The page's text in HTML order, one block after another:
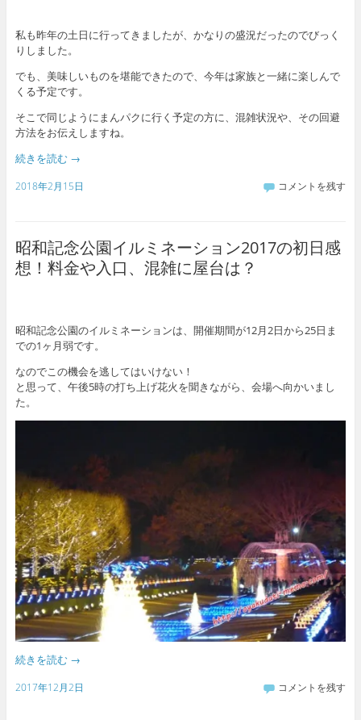
私も昨年の土日に行ってきましたが、かなりの盛況だったのでびっく
りしました。
でも、美味しいものを堪能できたので、今年は家族と一緒に楽しんで
くる予定です。
そこで同じようにまんパクに行く予定の方に、混雑状況や、その回避
方法をお伝えしますね。
続きを読む →
2018年2月15日 コメントを残す
昭和記念公園イルミネーション2017の初日感
想！料金や入口、混雑に屋台は？
昭和記念公園のイルミネーションは、開催期間が12月2日から25日ま
での1ヶ月弱です。
なのでこの機会を逃してはいけない！
と思って、午後5時の打ち上げ花火を聞きながら、会場へ向かいまし
た。
続きを読む →
2017年12月2日 コメントを残す